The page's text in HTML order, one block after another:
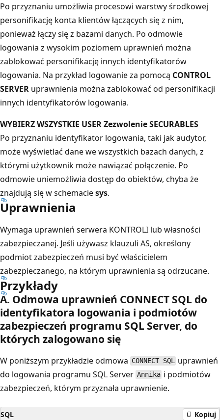
Po przyznaniu umożliwia procesowi warstwy środkowej
personifikację konta klientów łączących się z nim,
ponieważ łączy się z bazami danych. Po odmowie
logowania z wysokim poziomem uprawnień można
zablokować personifikację innych identyfikatorów
logowania. Na przykład logowanie za pomocą CONTROL
SERVER uprawnienia można zablokować od personifikacji
innych identyfikatorów logowania.
WYBIERZ WSZYSTKIE USER Zezwolenie SECURABLES
Po przyznaniu identyfikator logowania, taki jak audytor,
może wyświetlać dane we wszystkich bazach danych, z
którymi użytkownik może nawiązać połączenie. Po
odmowie uniemożliwia dostęp do obiektów, chyba że
znajdują się w schemaciesys.
Uprawnienia
Wymaga uprawnień serwera KONTROLI lub własności
zabezpieczanej. Jeśli używasz klauzuli AS, określony
podmiot zabezpieczeń musi być właścicielem
zabezpieczanego, na którym uprawnienia są odrzucane.
Przykłady
A. Odmowa uprawnień CONNECT SQL do
identyfikatora logowania i podmiotów
zabezpieczeń programu SQL Server, do
których zalogowano się
W poniższym przykładzie odmowa CONNECT SQL uprawnień
do logowania programu SQL Server Annika i podmiotów
zabezpieczeń, którym przyznała uprawnienie.
SQL Kopiuj